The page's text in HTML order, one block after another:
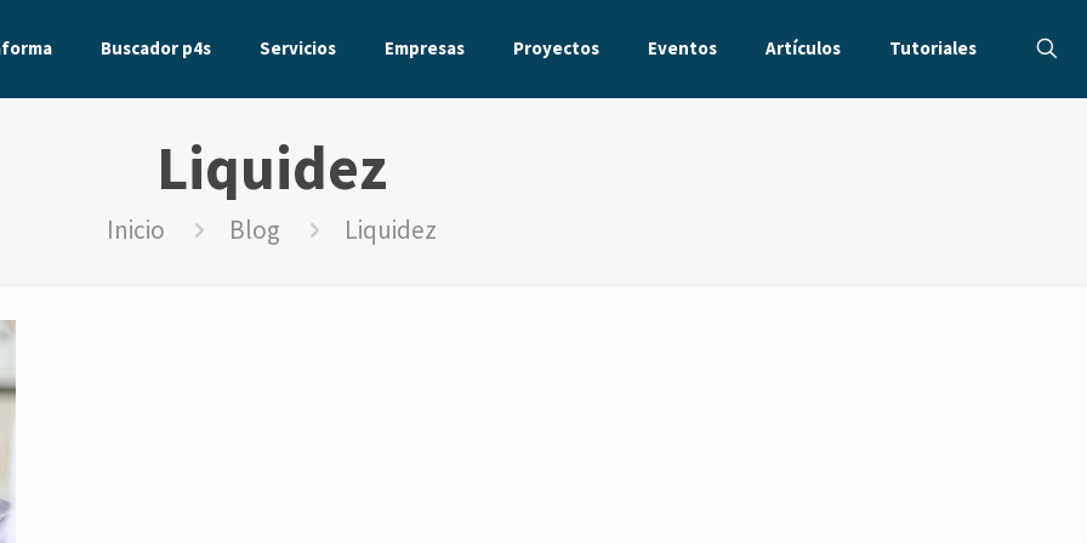
Buscador p4s Servicios Empresas Proyectos Eventos Artículos Tutoriales
Liquidez
Inicio Blog Liquidez